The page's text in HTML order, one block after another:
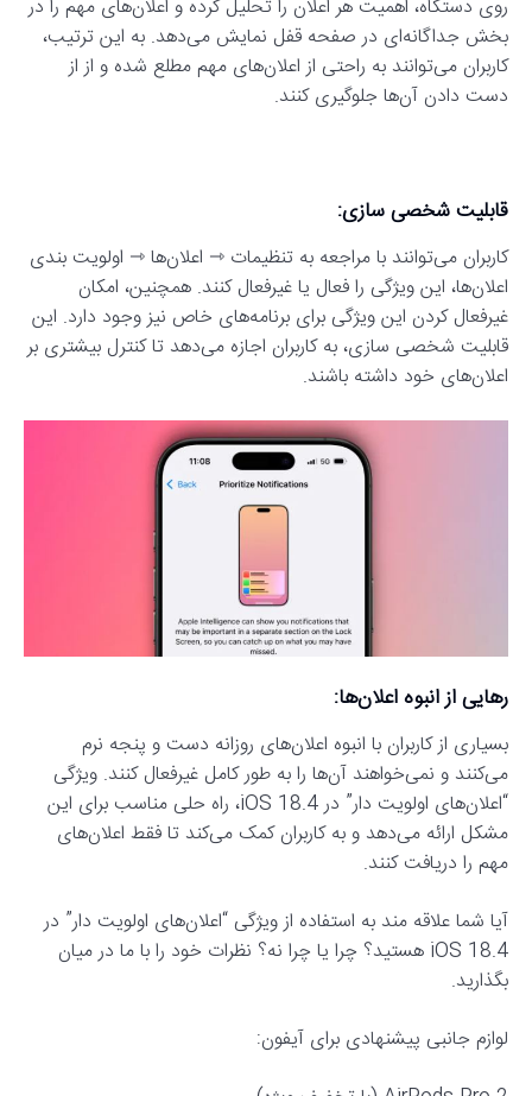
روی دستگاه، اهمیت هر اعلان را تحلیل کرده و اعلان‌های مهم را در
بخش جداگانه‌ای در صفحه قفل نمایش می‌دهد. به این ترتیب،
کاربران می‌توانند به راحتی از اعلان‌های مهم مطلع شده و از از
دست دادن آن‌ها جلوگیری کنند.
قابلیت شخصی سازی:
کاربران می‌توانند با مراجعه به تنظیمات ⇾ اعلان‌ها ⇾ اولویت بندی
اعلان‌ها، این ویژگی را فعال یا غیرفعال کنند. همچنین، امکان
غیرفعال کردن این ویژگی برای برنامه‌های خاص نیز وجود دارد. این
قابلیت شخصی سازی، به کاربران اجازه می‌دهد تا کنترل بیشتری بر
اعلان‌های خود داشته باشند.
رهایی از انبوه اعلان‌ها:
بسیاری از کاربران با انبوه اعلان‌های روزانه دست و پنجه نرم
می‌کنند و نمی‌خواهند آن‌ها را به طور کامل غیرفعال کنند. ویژگی
“اعلان‌های اولویت دار” در iOS 18.4، راه حلی مناسب برای این
مشکل ارائه می‌دهد و به کاربران کمک می‌کند تا فقط اعلان‌های
مهم را دریافت کنند.
آیا شما علاقه مند به استفاده از ویژگی “اعلان‌های اولویت دار” در
iOS 18.4 هستید؟ چرا یا چرا نه؟ نظرات خود را با ما در میان
بگذارید.
لوازم جانبی پیشنهادی برای آیفون: